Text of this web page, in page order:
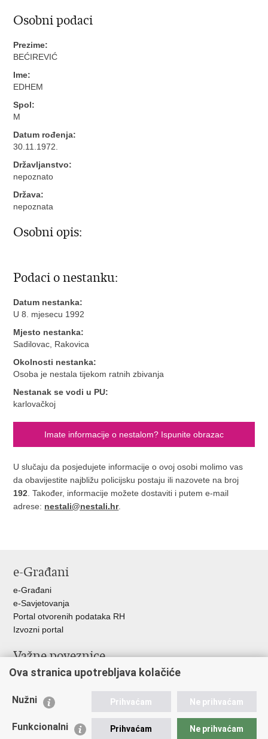
Osobni podaci
Prezime:
BEĆIREVIĆ
Ime:
EDHEM
Spol:
M
Datum rođenja:
30.11.1972.
Državljanstvo:
nepoznato
Država:
nepoznata
Osobni opis:
Podaci o nestanku:
Datum nestanka:
U 8. mjesecu 1992
Mjesto nestanka:
Sadilovac, Rakovica
Okolnosti nestanka:
Osoba je nestala tijekom ratnih zbivanja
Nestanak se vodi u PU:
karlovačkoj
Imate informacije o nestalom? Ispunite obrazac
U slučaju da posjedujete informacije o ovoj osobi molimo vas
da obavijestite najbližu policijsku postaju ili nazovete na broj
192. Također, informacije možete dostaviti i putem e-mail
adrese: nestali@nestali.hr.
e-Građani
e-Građani
e-Savjetovanja
Portal otvorenih podataka RH
Izvozni portal
Važne poveznice
Ministarstvo unutarnjih poslova RH
Nestale osobe u Domovinskom ratu (Ministarstvo hrvatskih
Ministarstvo znanosti i obrazovanja
Ova stranica upotrebljava kolačiće
Nužni Prihvaćam Ne prihvaćam
Funkcionalni Prihvaćam Ne prihvaćam